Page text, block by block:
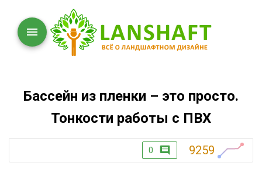
Бассейн из пленки – это просто.
Тонкости работы с ПВХ
0 9259